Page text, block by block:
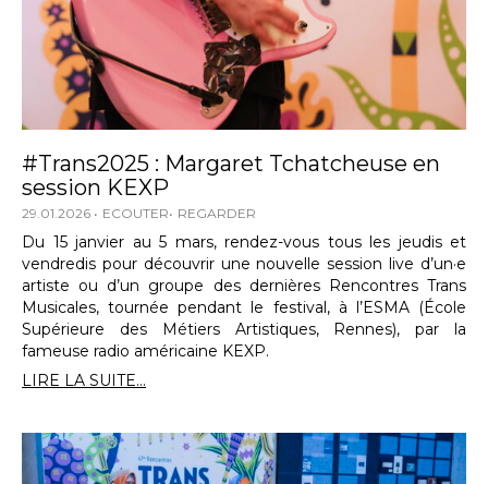
#Trans2025 : Margaret Tchatcheuse en
session KEXP
29.01.2026 ECOUTER REGARDER
Du 15 janvier au 5 mars, rendez-vous tous les jeudis et
vendredis pour découvrir une nouvelle session live d’un·e
artiste ou d’un groupe des dernières Rencontres Trans
Musicales, tournée pendant le festival, à l’ESMA (École
Supérieure des Métiers Artistiques, Rennes), par la
fameuse radio américaine KEXP.
LIRE LA SUITE...